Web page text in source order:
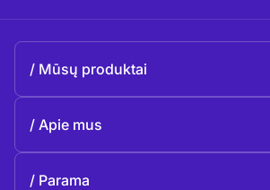
Mūsų produktai
Apie mus
Parama